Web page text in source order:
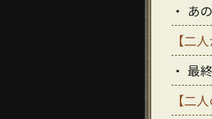
あ
【二
最
【二